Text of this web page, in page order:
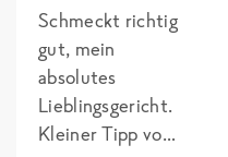
Schmeckt richtig
gut, mein
absolutes
Lieblingsgericht.
Kleiner Tipp von